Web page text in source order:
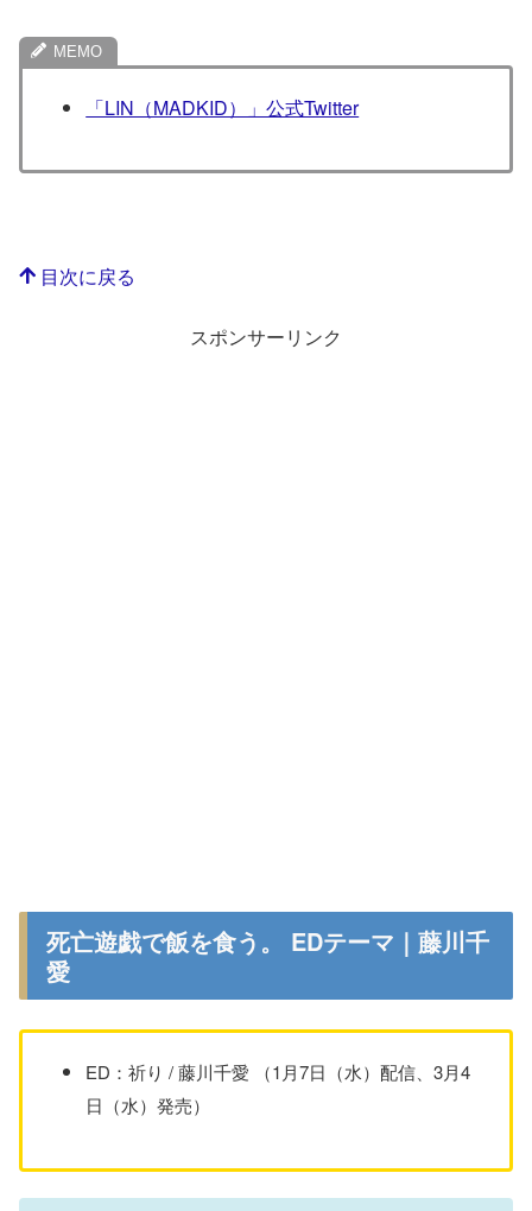
「LIN（MADKID）」公式Twitter
目次に戻る
スポンサーリンク
死亡遊戯で飯を食う。 EDテーマ｜藤川千
愛
ED：祈り / 藤川千愛 （1月7日（水）配信、3月4
日（水）発売）